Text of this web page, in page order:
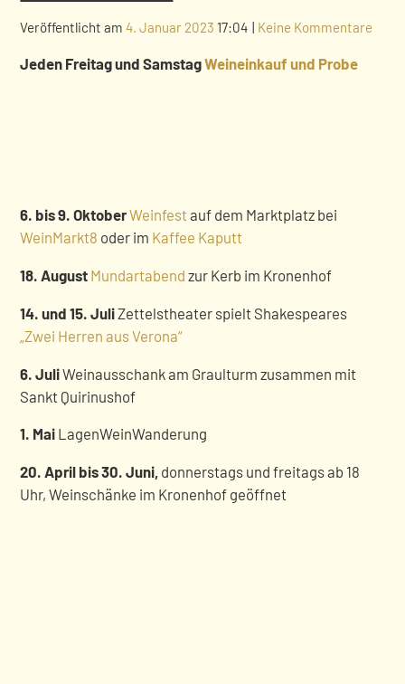
Veröffentlicht am4. Januar 2023 17:04 | Keine Kommentare
Jeden Freitag und SamstagWeineinkauf und Probe
6. bis 9. OktoberWeinfest auf dem Marktplatz bei
WeinMarkt8 oder im Kaffee Kaputt
18. August Mundartabend zur Kerb im Kronenhof
14. und 15. JuliZettelstheater spielt Shakespeares
„Zwei Herren aus Verona“
6. JuliWeinausschank am Graulturm zusammen mit
Sankt Quirinushof
1. Mai LagenWeinWanderung
20. April bis 30. Juni, donnerstags und freitags ab 18
Uhr, Weinschänke im Kronenhof geöffnet